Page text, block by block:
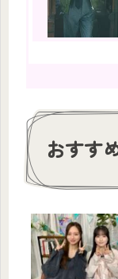
おすす